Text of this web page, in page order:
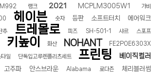
랭크 2021 MCPLM3005W1 가비
헤이븐 숫자 등판 소프트터치 에어워크
추 트레몰로 피즈 SH-501-1 샤르 스포프
키높이 화산 NOHANT FE2POE6303X
일 단독입고루렌플리츠세트 프린팅
베이직컬러
고주파 안스브라운 Alabama 로다즌 체리블러썸